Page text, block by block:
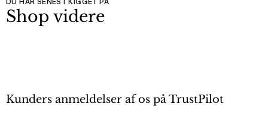
Shop videre
Kunders anmeldelser af os på TrustPilot